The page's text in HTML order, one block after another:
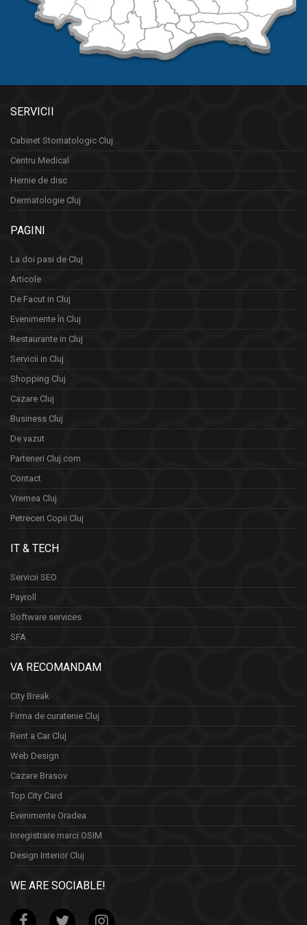
SERVICII
Cabinet Stomatologic Cluj
Centru Medical
Hernie de disc
Dermatologie Cluj
PAGINI
La doi pasi de Cluj
Articole
De Facut in Cluj
Evenimente în Cluj
Restaurante in Cluj
Servicii in Cluj
Shopping Cluj
Cazare Cluj
Business Cluj
De vazut
Parteneri Cluj.com
Contact
Vremea Cluj
Petreceri Copii Cluj
IT & TECH
Servicii SEO
Payroll
Software services
SFA
VA RECOMANDAM
City Break
Firma de curatenie Cluj
Rent a Car Cluj
Web Design
Cazare Brasov
Top City Card
Evenimente Oradea
Inregistrare marci OSIM
Design Interior Cluj
WE ARE SOCIABLE!